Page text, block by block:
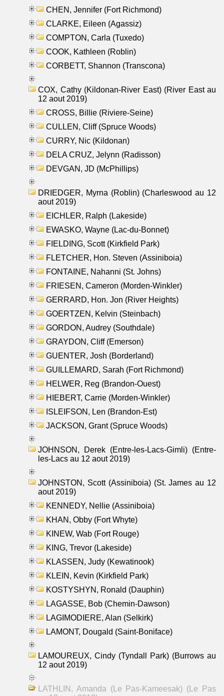
CHEN, Jennifer (Fort Richmond)
CLARKE, Eileen (Agassiz)
COMPTON, Carla (Tuxedo)
COOK, Kathleen (Roblin)
CORBETT, Shannon (Transcona)
COX, Cathy (Kildonan-River East) (River East au
12 aout 2019)
CROSS, Billie (Riviere-Seine)
CULLEN, Cliff (Spruce Woods)
CURRY, Nic (Kildonan)
DELA CRUZ, Jelynn (Radisson)
DEVGAN, JD (McPhillips)
DRIEDGER, Myrna (Roblin) (Charleswood au 12
aout 2019)
EICHLER, Ralph (Lakeside)
EWASKO, Wayne (Lac-du-Bonnet)
FIELDING, Scott (Kirkfield Park)
FLETCHER, Hon. Steven (Assiniboia)
FONTAINE, Nahanni (St. Johns)
FRIESEN, Cameron (Morden-Winkler)
GERRARD, Hon. Jon (River Heights)
GOERTZEN, Kelvin (Steinbach)
GORDON, Audrey (Southdale)
GRAYDON, Cliff (Emerson)
GUENTER, Josh (Borderland)
GUILLEMARD, Sarah (Fort Richmond)
HELWER, Reg (Brandon-Ouest)
HIEBERT, Carrie (Morden-Winkler)
ISLEIFSON, Len (Brandon-Est)
JACKSON, Grant (Spruce Woods)
JOHNSON, Derek (Entre-les-Lacs-Gimli) (Entre-
les-Lacs au 12 aout 2019)
JOHNSTON, Scott (Assiniboia) (St. James au 12
aout 2019)
KENNEDY, Nellie (Assiniboia)
KHAN, Obby (Fort Whyte)
KINEW, Wab (Fort Rouge)
KING, Trevor (Lakeside)
KLASSEN, Judy (Kewatinook)
KLEIN, Kevin (Kirkfield Park)
KOSTYSHYN, Ronald (Dauphin)
LAGASSE, Bob (Chemin-Dawson)
LAGIMODIERE, Alan (Selkirk)
LAMONT, Dougald (Saint-Boniface)
LAMOUREUX, Cindy (Tyndall Park) (Burrows au
12 aout 2019)
LATHLIN, Amanda (Le Pas-Kameesak) (Le Pas